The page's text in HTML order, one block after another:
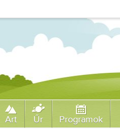
Art Űr Programok